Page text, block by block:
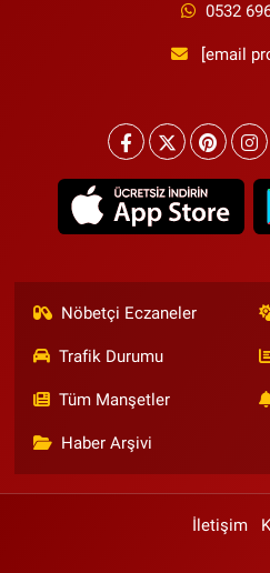
0532
[email
Nöbetçi Eczaneler
Trafik Durumu
Tüm Manşetler
Haber Arşivi
İletişim